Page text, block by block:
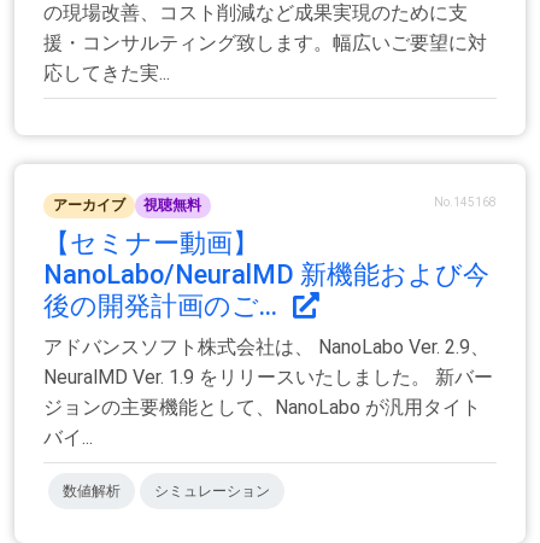
の現場改善、コスト削減など成果実現のために支
援・コンサルティング致します。幅広いご要望に対
応してきた実...
アーカイブ 視聴無料 No.145168
【セミナー動画】
NanoLabo/NeuralMD 新機能および今
後の開発計画のご...
アドバンスソフト株式会社は、 NanoLabo Ver. 2.9、
NeuralMD Ver. 1.9 をリリースいたしました。 新バー
ジョンの主要機能として、NanoLabo が汎用タイト
バイ...
数値解析 シミュレーション